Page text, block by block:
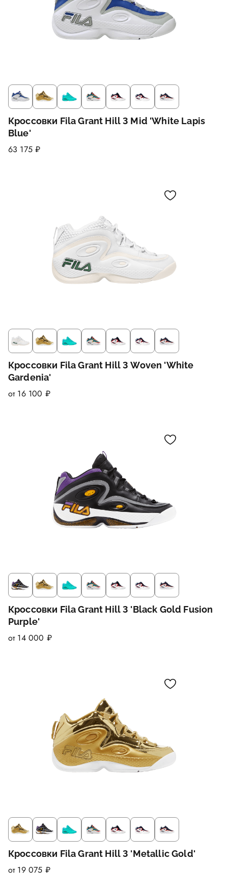
Кроссовки Fila Grant Hill 3 Mid 'White Lapis
Blue'
63 175 ₽
Кроссовки Fila Grant Hill 3 Woven 'White
Gardenia'
от 16 100 ₽
Кроссовки Fila Grant Hill 3 'Black Gold Fusion
Purple'
от 14 000 ₽
Кроссовки Fila Grant Hill 3 'Metallic Gold'
от 19 075 ₽